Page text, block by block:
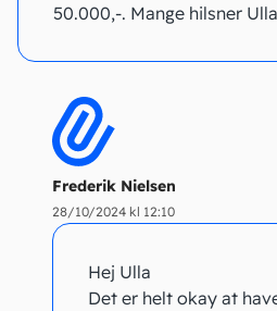
50.000,-. Mange hilsner
Frederik Nielsen
28/10/2024 kl 12:10
Hej Ulla
Det er helt okay at